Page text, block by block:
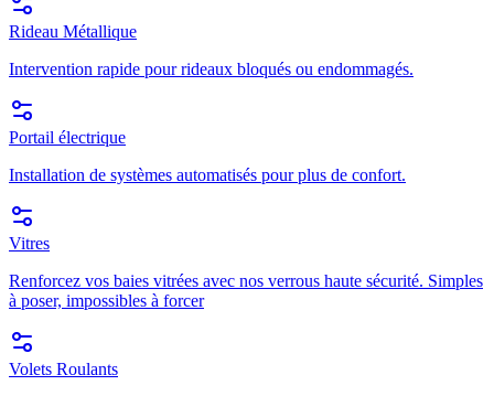
Rideau Métallique
Intervention rapide pour rideaux bloqués ou endommagés.
Portail électrique
Installation de systèmes automatisés pour plus de confort.
Vitres
Renforcez vos baies vitrées avec nos verrous haute sécurité. Simples
à poser, impossibles à forcer
Volets Roulants